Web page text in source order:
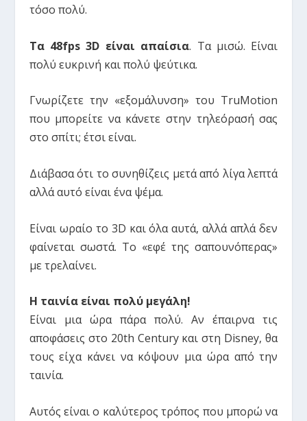
τόσο πολύ.
Τα 48fps 3D είναι απαίσια. Τα μισώ. Είναι
πολύ ευκρινή και πολύ ψεύτικα.
Γνωρίζετε την «εξομάλυνση» του TruMotion
που μπορείτε να κάνετε στην τηλεόρασή σας
στο σπίτι; έτσι είναι.
Διάβασα ότι το συνηθίζεις μετά από λίγα λεπτά
αλλά αυτό είναι ένα ψέμα.
Είναι ωραίο το 3D και όλα αυτά, αλλά απλά δεν
φαίνεται σωστά. Το «εφέ της σαπουνόπερας»
με τρελαίνει.
Η ταινία είναι πολύ μεγάλη!
Είναι μια ώρα πάρα πολύ. Αν έπαιρνα τις
αποφάσεις στο 20th Century και στη Disney, θα
τους είχα κάνει να κόψουν μια ώρα από την
ταινία.
Αυτός είναι ο καλύτερος τρόπος που μπορώ να